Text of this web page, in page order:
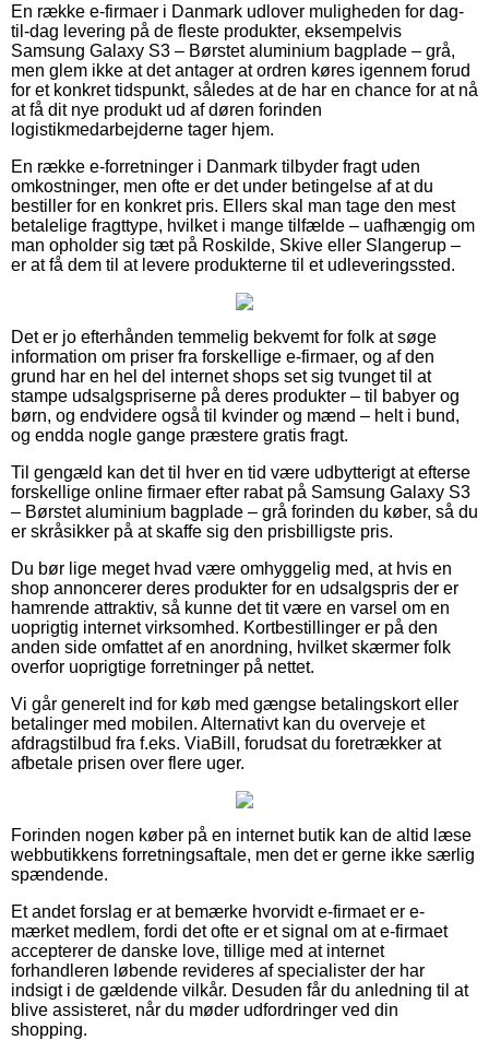
En række e-firmaer i Danmark udlover muligheden for dag-
til-dag levering på de fleste produkter, eksempelvis
Samsung Galaxy S3 – Børstet aluminium bagplade – grå,
men glem ikke at det antager at ordren køres igennem forud
for et konkret tidspunkt, således at de har en chance for at nå
at få dit nye produkt ud af døren forinden
logistikmedarbejderne tager hjem.
En række e-forretninger i Danmark tilbyder fragt uden
omkostninger, men ofte er det under betingelse af at du
bestiller for en konkret pris. Ellers skal man tage den mest
betalelige fragttype, hvilket i mange tilfælde – uafhængig om
man opholder sig tæt på Roskilde, Skive eller Slangerup –
er at få dem til at levere produkterne til et udleveringssted.
Det er jo efterhånden temmelig bekvemt for folk at søge
information om priser fra forskellige e-firmaer, og af den
grund har en hel del internet shops set sig tvunget til at
stampe udsalgspriserne på deres produkter – til babyer og
børn, og endvidere også til kvinder og mænd – helt i bund,
og endda nogle gange præstere gratis fragt.
Til gengæld kan det til hver en tid være udbytterigt at efterse
forskellige online firmaer efter rabat på Samsung Galaxy S3
– Børstet aluminium bagplade – grå forinden du køber, så du
er skråsikker på at skaffe sig den prisbilligste pris.
Du bør lige meget hvad være omhyggelig med, at hvis en
shop annoncerer deres produkter for en udsalgspris der er
hamrende attraktiv, så kunne det tit være en varsel om en
uoprigtig internet virksomhed. Kortbestillinger er på den
anden side omfattet af en anordning, hvilket skærmer folk
overfor uoprigtige forretninger på nettet.
Vi går generelt ind for køb med gængse betalingskort eller
betalinger med mobilen. Alternativt kan du overveje et
afdragstilbud fra f.eks. ViaBill, forudsat du foretrækker at
afbetale prisen over flere uger.
Forinden nogen køber på en internet butik kan de altid læse
webbutikkens forretningsaftale, men det er gerne ikke særlig
spændende.
Et andet forslag er at bemærke hvorvidt e-firmaet er e-
mærket medlem, fordi det ofte er et signal om at e-firmaet
accepterer de danske love, tillige med at internet
forhandleren løbende revideres af specialister der har
indsigt i de gældende vilkår. Desuden får du anledning til at
blive assisteret, når du møder udfordringer ved din
shopping.